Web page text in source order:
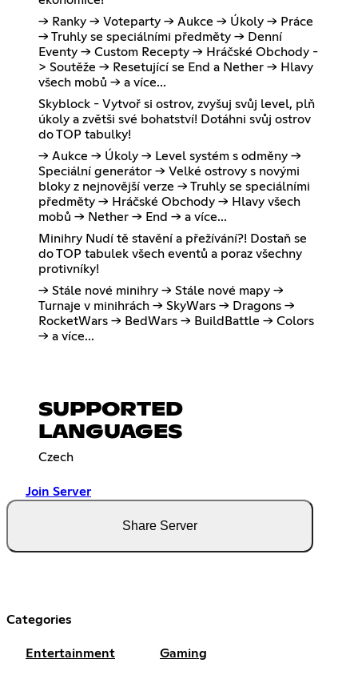
-> Ranky -> Voteparty -> Aukce -> Úkoly -> Práce
-> Truhly se speciálními předměty -> Denní
Eventy -> Custom Recepty -> Hráčské Obchody -
> Soutěže -> Resetující se End a Nether -> Hlavy
všech mobů -> a více...
Skyblock - Vytvoř si ostrov, zvyšuj svůj level, plň
úkoly a zvětši své bohatství! Dotáhni svůj ostrov
do TOP tabulky!
-> Aukce -> Úkoly -> Level systém s odměny ->
Speciální generátor -> Velké ostrovy s novými
bloky z nejnovější verze -> Truhly se speciálními
předměty -> Hráčské Obchody -> Hlavy všech
mobů -> Nether -> End -> a více...
Minihry Nudí tě stavění a přežívání?! Dostaň se
do TOP tabulek všech eventů a poraz všechny
protivníky!
-> Stále nové minihry -> Stále nové mapy ->
Turnaje v minihrách -> SkyWars -> Dragons ->
RocketWars -> BedWars -> BuildBattle -> Colors
-> a více...
SUPPORTED
LANGUAGES
Czech
Join Server
Share Server
Categories
Entertainment Gaming